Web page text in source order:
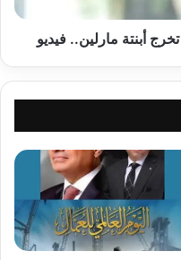
أبنتة مارلين.. فيديو